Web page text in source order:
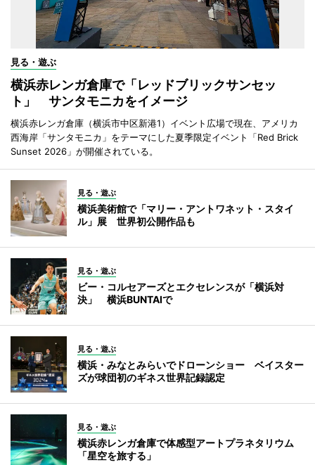
見る・遊ぶ
横浜赤レンガ倉庫で「レッドブリックサンセッ
ト」 サンタモニカをイメージ
横浜赤レンガ倉庫（横浜市中区新港1）イベント広場で現在、アメリカ
西海岸「サンタモニカ」をテーマにした夏季限定イベント「Red Brick
Sunset 2026」が開催されている。
見る・遊ぶ
横浜美術館で「マリー・アントワネット・スタイ
ル」展 世界初公開作品も
見る・遊ぶ
ビー・コルセアーズとエクセレンスが「横浜対
決」 横浜BUNTAIで
見る・遊ぶ
横浜・みなとみらいでドローンショー ベイスター
ズが球団初のギネス世界記録認定
見る・遊ぶ
横浜赤レンガ倉庫で体感型アートプラネタリウム
「星空を旅する」